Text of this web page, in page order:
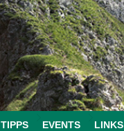
TIPPS EVENTS LINKS